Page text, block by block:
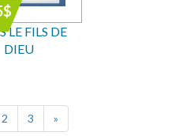
$
LE FILS DE
DIEU
2 3 »